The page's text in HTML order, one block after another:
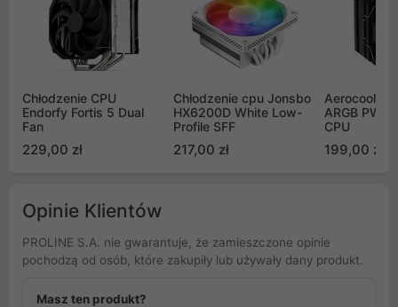
Chłodzenie CPU
Endorfy Fortis 5 Dual
Fan
229,00 zł
Chłodzenie cpu Jonsbo
HX6200D White Low-
Profile SFF
217,00 zł
Aerocool
ARGB
CPU
199,00 zł
Opinie Klientów
PROLINE S.A. nie gwarantuje, że zamieszczone opinie
pochodzą od osób, które zakupiły lub używały dany produkt.
Masz ten produkt?